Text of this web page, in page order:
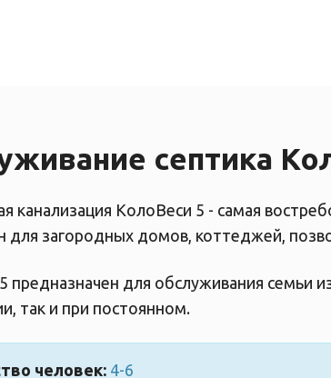
септика
канализация КолоВеси 5 - самая
для загородных домов, коттеджей,
предназначен для обслуживания семьи
так и при постоянном.
человек: 4-6